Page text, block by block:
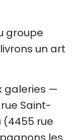
groupe
un art
galeries —
Saint-
(4455 rue